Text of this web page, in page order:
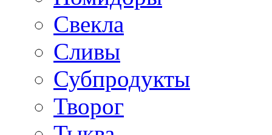
Свекла
Сливы
Субпродукты
Творог